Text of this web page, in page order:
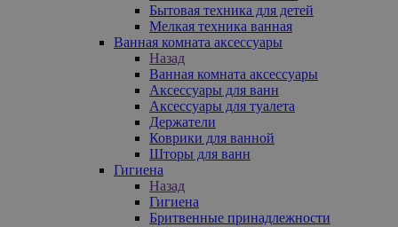
Бытовая техника для детей
Мелкая техника ванная
Ванная комната аксессуары
Назад
Ванная комната аксессуары
Аксессуары для ванн
Аксессуары для туалета
Держатели
Коврики для ванной
Шторы для ванн
Гигиена
Назад
Гигиена
Бритвенные принадлежности